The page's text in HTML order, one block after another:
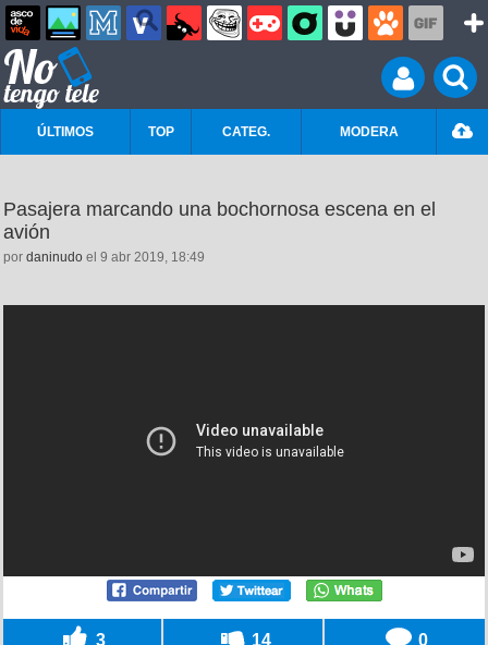
ÚLTIMOS TOP CATEG. MODERA
Pasajera marcando una bochornosa escena en el
avión
por daninudo el 9 abr 2019, 18:49
3 14 0